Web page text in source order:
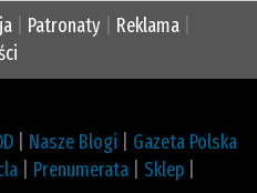
Patronaty Reklama
Nasze Blogi
Gazeta Polska
Prenumerata Sklep